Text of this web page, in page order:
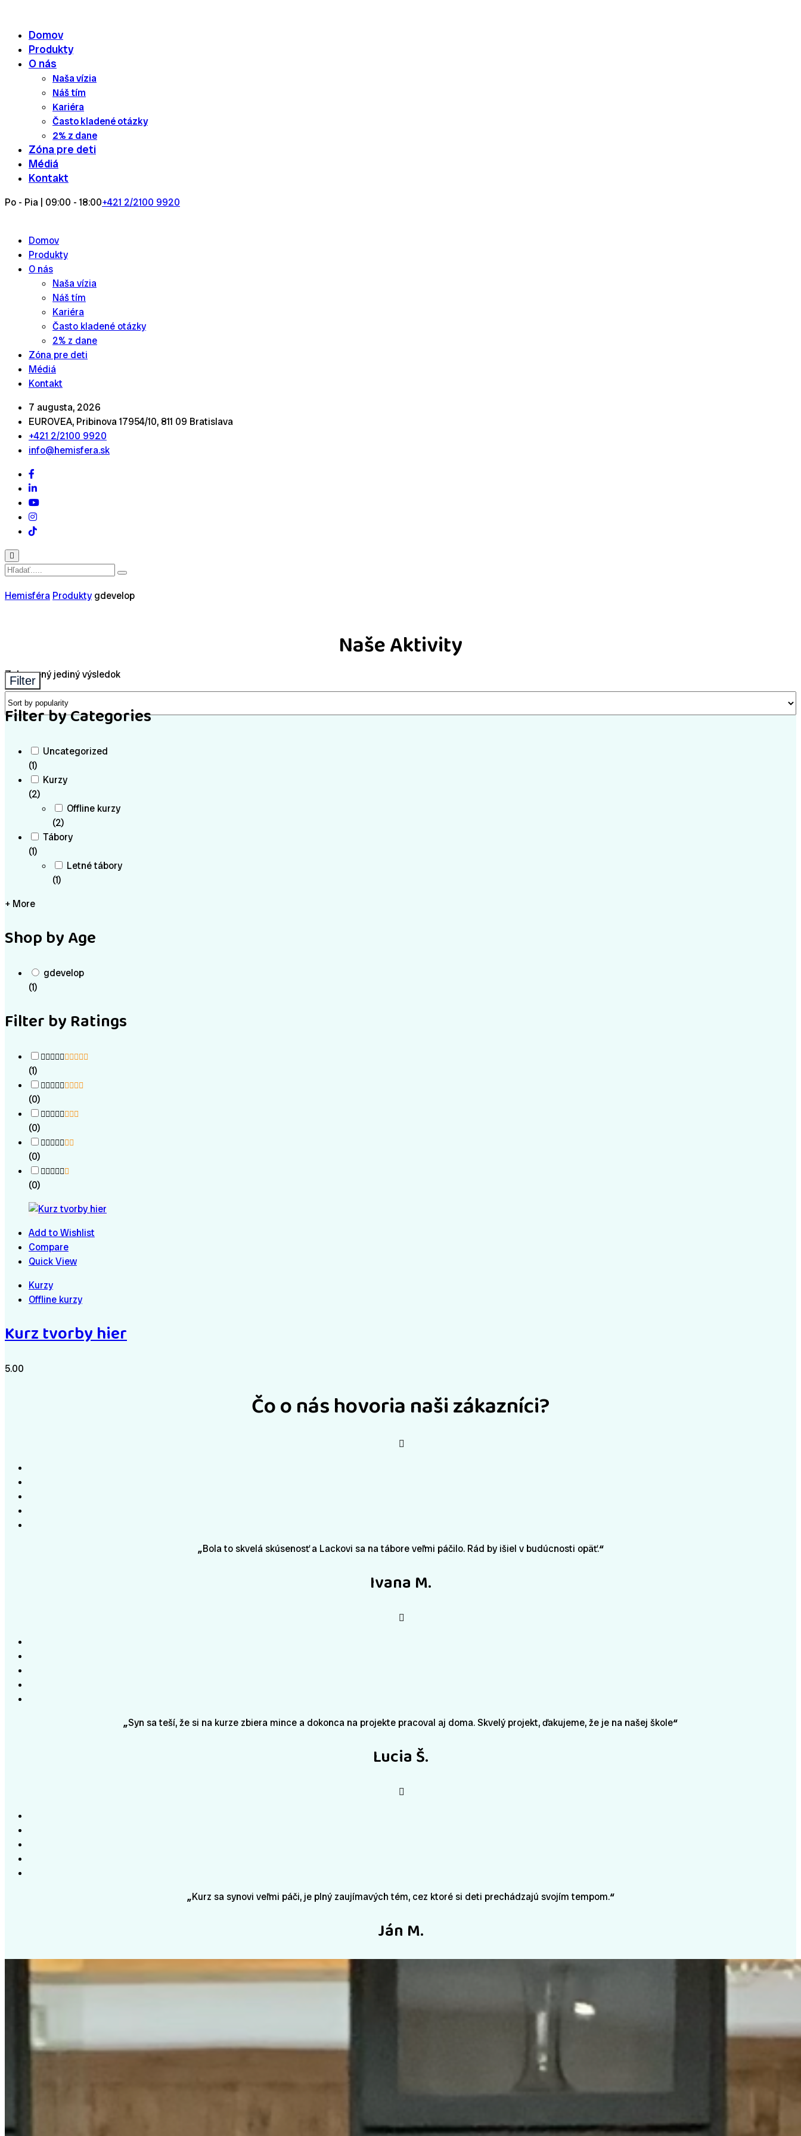
contentDomov
Produkty
O nás
Naša vízia
Náš tím
Kariéra
Často kladené otázky
2% z dane
Zóna pre deti
Médiá
Kontakt
Po - Pia | 09:00 - 18:00+421 2/2100 9920
Domov
Produkty
O nás
Naša vízia
Náš tím
Kariéra
Často kladené otázky
2% z dane
Zóna pre deti
Médiá
Kontakt
7 augusta, 2026
EUROVEA, Pribinova 17954/10, 811 09 Bratislava
+421 2/2100 9920
info@hemisfera.sk
Hemisféra Produkty gdevelop
Naše Aktivity
Zobrazený jediný výsledok
Filter
Filter by Categories
Uncategorized
(1)
Kurzy
(2)
Offline kurzy
(2)
Tábory
(1)
Letné tábory
(1)
+ More
Shop by Age
gdevelop
(1)
Filter by Ratings
(1)
(0)
(0)
(0)
(0)
Add to Wishlist
Compare
Quick View
Kurzy
Offline kurzy
Kurz tvorby hier
5.00
Čo o nás hovoria naši zákazníci?
„Bola to skvelá skúsenosť a Lackovi sa na tábore veľmi páčilo. Rád by išiel v budúcnosti opäť.“
Ivana M.
„Syn sa teší, že si na kurze zbiera mince a dokonca na projekte pracoval aj doma. Skvelý projekt, ďakujeme, že je na našej škole“
Lucia Š.
„Kurz sa synovi veľmi páči, je plný zaujímavých tém, cez ktoré si deti prechádzajú svojím tempom.“
Ján M.